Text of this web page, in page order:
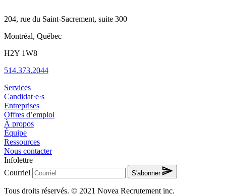
204, rue du Saint-Sacrement, suite 300
Montréal, Québec
H2Y 1W8
514.373.2044
Services
Candidat·e·s
Entreprises
Offres d’emploi
À propos
Équipe
Ressources
Nous contacter
Infolettre
Courriel
S'abonner
Tous droits réservés. © 2021 Novea Recrutement inc.